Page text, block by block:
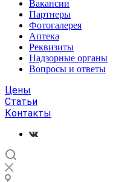
Вакансии
Партнеры
Фотогалерея
Аптека
Реквизиты
Надзорные органы
Вопросы и ответы
Цены
Статьи
Контакты